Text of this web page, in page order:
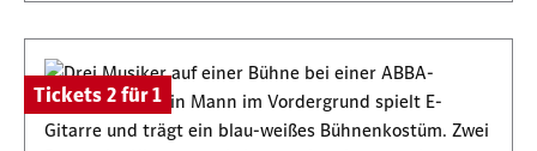
Tickets 2 für 1